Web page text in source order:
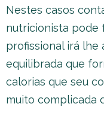
Nestes casos
nutricionista pode
profissional irá lhe
equilibrada que
calorias que seu
muito complicada